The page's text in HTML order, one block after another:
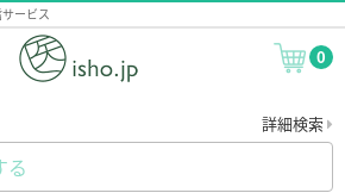
ービス
0
詳細検索